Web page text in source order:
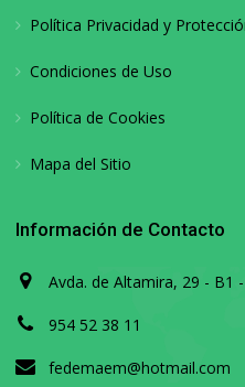
Política Privacidad y
Condiciones de Uso
Política de Cookies
Mapa del Sitio
Información de Contacto
Avda. de Altamira, 29 - B1
954 52 38 11
fedemaem@hotmail.com